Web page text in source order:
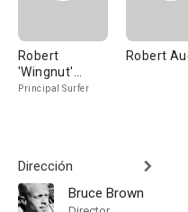
Robert
'Wingnut'
Weaver
Principal Surfer
Robert
Dirección
Bruce Brown